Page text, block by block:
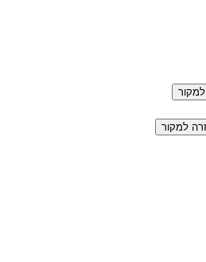
למקור